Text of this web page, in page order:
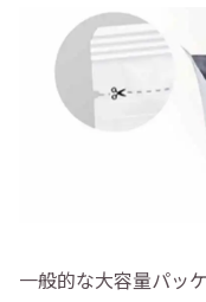
一般的な大容量パッ